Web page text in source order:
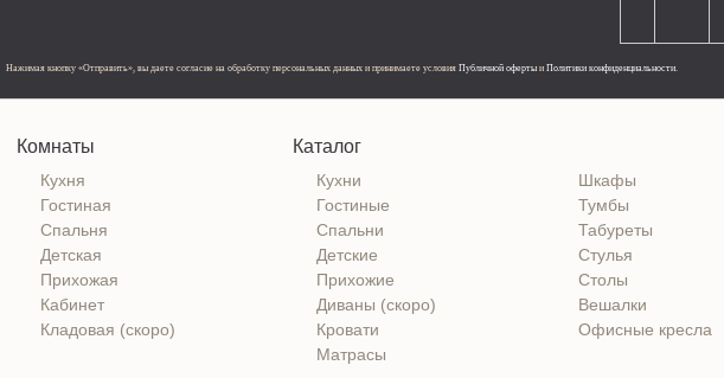
Нажимая кнопку «Отправить», вы даете согласие на обработку персональных данных и принимаете условияПубличной оферты иПолитики конфиденциальности
Комнаты
Кухня
Гостиная
Спальня
Детская
Прихожая
Кабинет
Кладовая (скоро)
Каталог
Кухни
Гостиные
Спальни
Детские
Прихожие
Диваны (скоро)
Кровати
Матрасы
Шкафы
Тумбы
Табуреты
Стулья
Столы
Вешалки
Офисные кресла